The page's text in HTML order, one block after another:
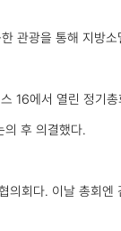
관광을 통해 지방
16에서 열린 정기
후 의결했다.
회다. 이날 총회